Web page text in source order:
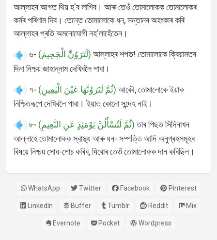
আল্লাহৰ আগত থিয় হ'ব লাগিব। আৰু তেওঁ তোমালোকক তোমালোকৰ
কৰ্মৰ পৰিণাম দিব। তেন্তে তোমালোকে ধন, সন্তানৰ অহংকাৰ কৰি
আল্লাহৰ প্ৰতি অমনোযোগী নহ'লাহেঁতেন।
৬- (لَتَرَوُنَّ الْجَحِيمَ) আল্লাহৰ শপত! তোমালোকে ক্বিয়ামতৰ
দিনা নিশ্চয় জাহান্নাম দেখিবলৈ পাবা।
৭- (ثُمَّ لَتَرَوُنَّهَا عَيْنَ الْيَقِينِ) আকৌ, তোমালোকে ইয়াক
নিশ্চিতৰূপে দেখিবলৈ পাবা। ইয়াত কোনো সন্দেহ নাই।
৮- (ثُمَّ لَتُسْأَلُنَّ يَوْمَئِذٍ عَنِ النَّعِيمِ)তাৰ পিছত সিদিনাখন
আল্লাহে তোমালোকক স্বাস্থ্য আৰু ধন- সম্পত্তি আদি অনুগ্ৰহসমূহৰ
বিষয়ে নিশ্চয় সোধ-পোচ কৰিব, যিবোৰ তেওঁ তোমালোকক দান কৰিছিল।
WhatsApp Twitter Facebook Pinterest
LinkedIn Buffer Tumblr Reddit Mix
Evernote Pocket Wordpress